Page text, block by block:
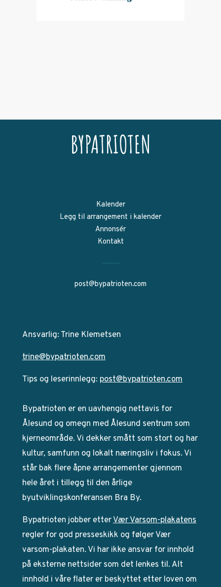
Kalender
Legg til arrangement i kalender
Annonsér
Kontakt
post@bypatrioten.com
Ansvarlig: Trine Klemetsen
trine@bypatrioten.com
Tips og leserinnlegg: post@bypatrioten.com
Bypatrioten er en uavhengig nettavis for
Ålesund og omegn med Ålesund sentrum som
kjerneområde. Vi dekker smått som stort og har
kultur, samfunn og lokalt næringsliv i fokus. Vi
står bak flere åpne arrangementer gjennom
hele året i tillegg til den årlige
byutviklingskonferansen Bra By.
Bypatrioten jobber etterVær Varsom-plakatens
regler for god presseskikk og følger Vær
varsom-plakaten. Vi har ikke ansvar for innhold
på eksterne nettsider som det lenkes til. Alt
innhold i våre flater er beskyttet etter loven om